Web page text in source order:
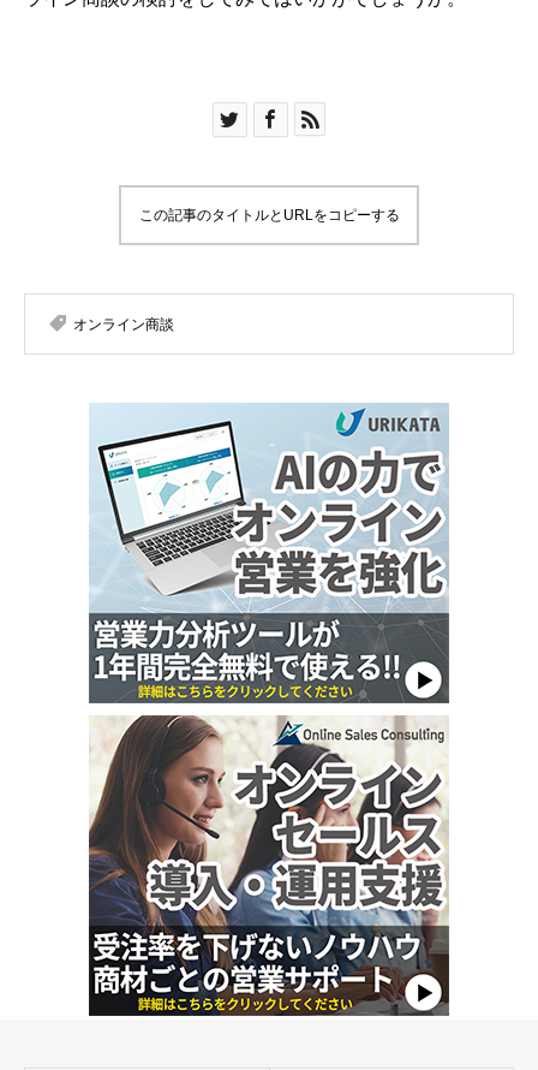
この記事のタイトルとURLをコピーする
オンライン商談